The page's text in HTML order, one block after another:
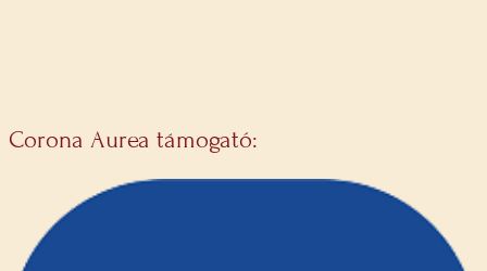
Corona Aurea támogató: